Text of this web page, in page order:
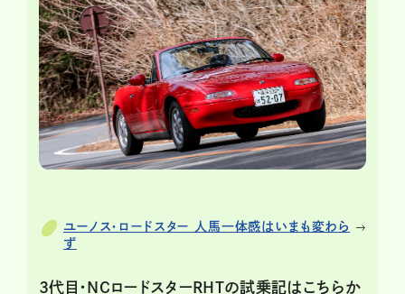
ユーノス・ロードスター 人馬一体感はいまも変わら
ず
3代目・NCロードスターRHTの試乗記はこちらか